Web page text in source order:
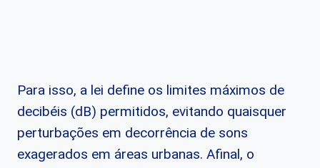
Para isso, a lei define os limites máximos de
decibéis (dB) permitidos, evitando quaisquer
perturbações em decorrência de sons
exagerados em áreas urbanas. Afinal, o